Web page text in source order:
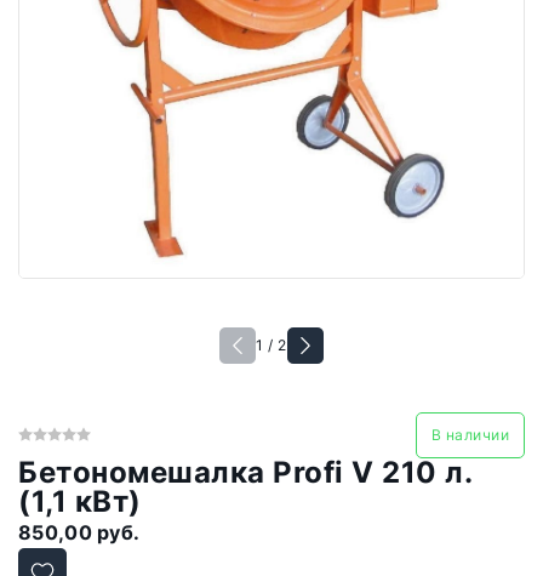
1 / 2
В наличии
Бетономешалка Profi V 210 л.
(1,1 кВт)
850,00 руб.